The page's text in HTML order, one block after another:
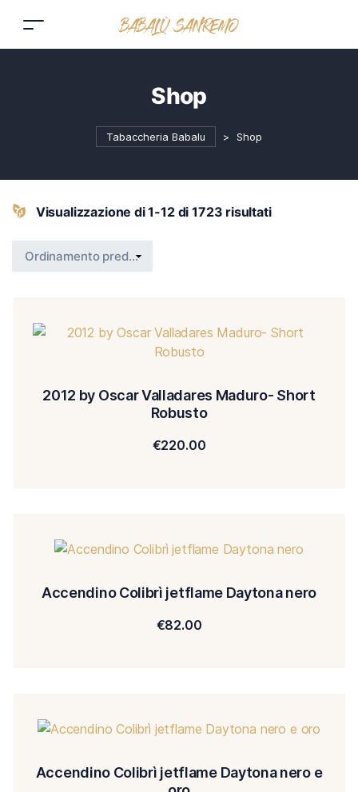
Shop
Tabaccheria Babalu > Shop
Visualizzazione di 1-12 di 1723 risultati
2012 by Oscar Valladares Maduro- Short
Robusto
€220.00
Accendino Colibrì jetflame Daytona nero
€82.00
Accendino Colibrì jetflame Daytona nero e